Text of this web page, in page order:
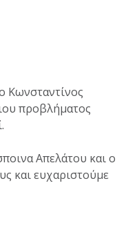
Κωνσταντίνος
προβλήματος
Απελάτου και ο
και ευχαριστούμε